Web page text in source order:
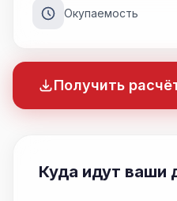
Окупаемость
Получить
Куда идут ваши